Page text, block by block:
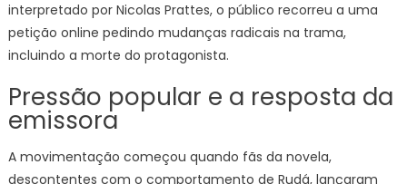
interpretado por Nicolas Prattes, o público recorreu a uma
petição online pedindo mudanças radicais na trama,
incluindo a morte do protagonista.
Pressão popular e a resposta da
emissora
A movimentação começou quando fãs da novela,
descontentes com o comportamento de Rudá, lançaram